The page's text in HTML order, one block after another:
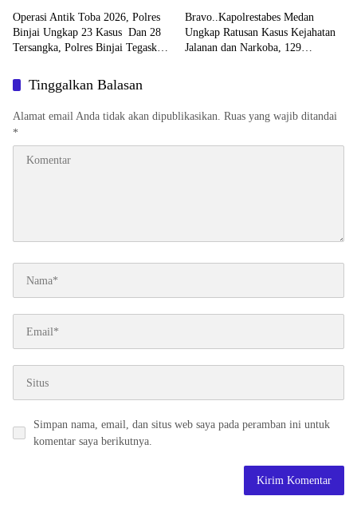
Banding
Operasi Antik Toba 2026, Polres
Binjai Ungkap 23 Kasus Dan 28
Tersangka, Polres Binjai Tegaskan
Wilayah Hukumnya
Bravo..Kapolrestabes Medan
Ungkap Ratusan Kasus Kejahatan
Jalanan dan Narkoba, 129
Tinggalkan Balasan
Alamat email Anda tidak akan dipublikasikan. Ruas yang wajib ditandai
*
Simpan nama, email, dan situs web saya pada peramban ini untuk
komentar saya berikutnya.